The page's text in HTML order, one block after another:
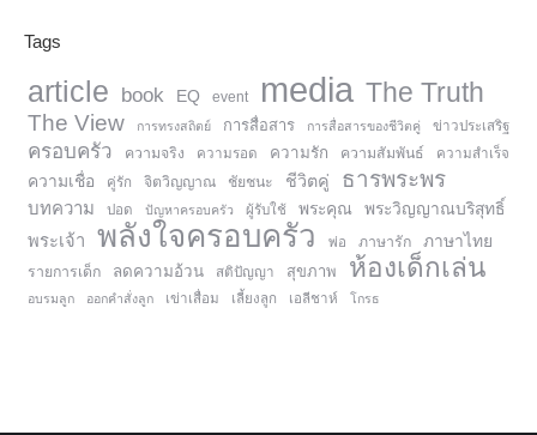
Tags
article book EQ event media The Truth
The View การทรงสถิตย์ การสื่อสาร การสื่อสารของชีวิตคู่ ข่าวประเสริฐ
ครอบครัว ความจริง ความรอด ความรัก ความสัมพันธ์ ความสำเร็จ
ความเชื่อ คู่รัก จิตวิญญาณ ชัยชนะ ชีวิตคู่ ธารพระพร
บทความ ปอด ปัญหาครอบครัว ผู้รับใช้ พระคุณ
พระวิญญาณบริสุทธิ์
พระเจ้า
พลังใจครอบครัว พ่อ ภาษารัก ภาษาไทย
รายการเด็ก ลดความอ้วน สติปัญญา สุขภาพ ห้องเด็กเล่น
อบรมลูก ออกคำสั่งลูก เข่าเสื่อม เลี้ยงลูก เอลีชาห์ โกรธ